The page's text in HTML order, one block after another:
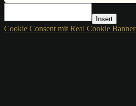
Insert
Cookie Consent mit Real Cookie Banner